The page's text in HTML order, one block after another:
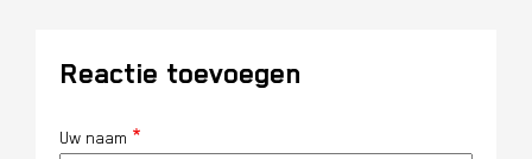
Reactie toevoegen
Uw naam